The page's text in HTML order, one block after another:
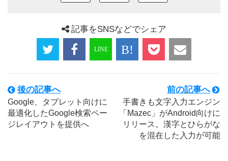
記事をSNSなどでシェア
後の記事へ
Google、タブレット向けに
最適化したGoogle検索ペー
ジレイアウトを提供へ
前の記事へ
手書きも文字入力エンジン
「Mazec」がAndroid向けに
リリース。漢字とひらがな
を混在した入力が可能